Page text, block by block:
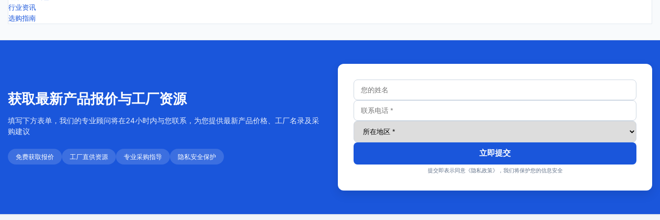
行业资讯
选购指南
获取最新产品报价与工厂资源
填写下方表单，我们的专业顾问将在24小时内与您联系，为您提供最新产品价格、工厂名录及采
购建议
免费获取报价 工厂直供资源 专业采购指导 隐私安全保护 立即提交
提交即表示同意《隐私政策》，我们将保护您的信息安全